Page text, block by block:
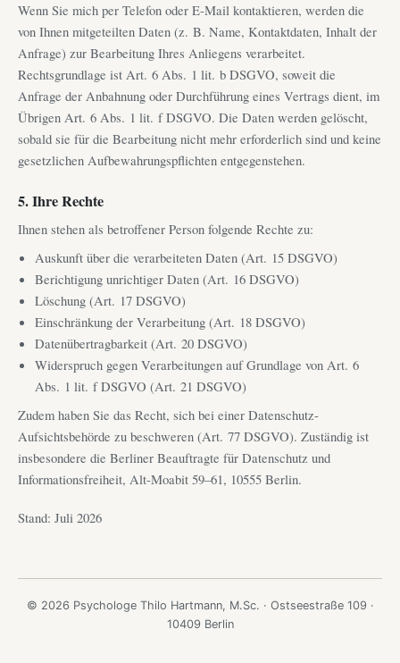
Wenn Sie mich per Telefon oder E-Mail kontaktieren, werden die
von Ihnen mitgeteilten Daten (z. B. Name, Kontaktdaten, Inhalt der
Anfrage) zur Bearbeitung Ihres Anliegens verarbeitet.
Rechtsgrundlage ist Art. 6 Abs. 1 lit. b DSGVO, soweit die
Anfrage der Anbahnung oder Durchführung eines Vertrags dient, im
Übrigen Art. 6 Abs. 1 lit. f DSGVO. Die Daten werden gelöscht,
sobald sie für die Bearbeitung nicht mehr erforderlich sind und keine
gesetzlichen Aufbewahrungspflichten entgegenstehen.
5. Ihre Rechte
Ihnen stehen als betroffener Person folgende Rechte zu:
Auskunft über die verarbeiteten Daten (Art. 15 DSGVO)
Berichtigung unrichtiger Daten (Art. 16 DSGVO)
Löschung (Art. 17 DSGVO)
Einschränkung der Verarbeitung (Art. 18 DSGVO)
Datenübertragbarkeit (Art. 20 DSGVO)
Widerspruch gegen Verarbeitungen auf Grundlage von Art. 6
Abs. 1 lit. f DSGVO (Art. 21 DSGVO)
Zudem haben Sie das Recht, sich bei einer Datenschutz-
Aufsichtsbehörde zu beschweren (Art. 77 DSGVO). Zuständig ist
insbesondere die Berliner Beauftragte für Datenschutz und
Informationsfreiheit, Alt-Moabit 59–61, 10555 Berlin.
Stand: Juli 2026
© 2026 Psychologe Thilo Hartmann, M.Sc. · Ostseestraße 109 ·
10409 Berlin